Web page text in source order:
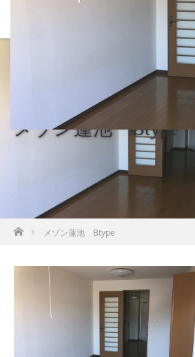
メゾン蓮池 Btype
ホーム メゾン蓮池 Btype